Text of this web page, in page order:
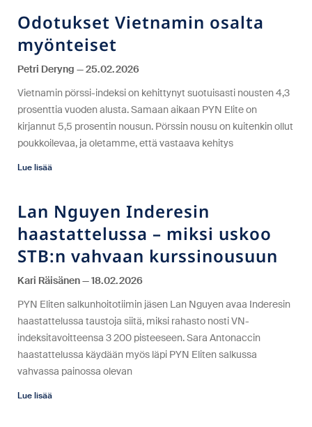
Odotukset Vietnamin osalta
myönteiset
Petri Deryng
25.02.2026
Vietnamin pörssi-indeksi on kehittynyt suotuisasti nousten 4,3
prosenttia vuoden alusta. Samaan aikaan PYN Elite on
kirjannut 5,5 prosentin nousun. Pörssin nousu on kuitenkin ollut
poukkoilevaa, ja oletamme, että vastaava kehitys
Lue lisää
Lan Nguyen Inderesin
haastattelussa – miksi uskoo
STB:n vahvaan kurssinousuun
Kari Räisänen
18.02.2026
PYN Eliten salkunhoitotiimin jäsen Lan Nguyen avaa Inderesin
haastattelussa taustoja siitä, miksi rahasto nosti VN-
indeksitavoitteensa 3 200 pisteeseen. Sara Antonaccin
haastattelussa käydään myös läpi PYN Eliten salkussa
vahvassa painossa olevan
Lue lisää